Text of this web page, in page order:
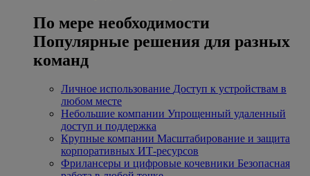
По мере необходимости
Популярные решения для разных
команд
Личное использование Доступ к устройствам в
любом месте
Небольшие компании Упрощенный удаленный
доступ и поддержка
Крупные компании Масштабирование и защита
корпоративных ИТ-ресурсов
Фрилансеры и цифровые кочевники Безопасная